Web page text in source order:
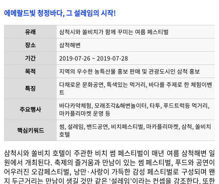
에메랄드빛 청정바다, 그 설레임의 시작!
유래
삼척시와 쏠비치가 함께 꾸미는 여름 페스티벌
장소
삼척해변
기간
2019-07-26 ~ 2019-07-28
목적
지역의 우수한 농특산물 홍보 판매 및 관광도시인 삼척 홍보
특징
다채로운 문화공연, 특색있는 먹거리, 바다를 주제로 한 체험이벤
트
주요행사
바다카약체험, 모래조각&해변놀이터, 타투, 푸드트럭등 먹거리,
마카플리마켓 운영 등
핵심키워드
썸, 설레임, 밴드공연, 비치페스티벌, 마카플리마켓, 삼척, 쏠비치
호텔
삼척시와 쏠비치 호텔이 주관한 비치 썸 페스티벌이 매년 여름 삼척해변 일
원에서 개최된다. 축제의 즐거움과 만남이 있는 썸 페스티벌, 푸드와 공연이
어우러진 오감페스티벌, 낭만·사랑이 가득한 감성 페스티벌로 구성되며 왠
지 두근거리는 만남이 생길 것만 같은 ‘설레임’이라는 컨셉을 강조한다. 또한